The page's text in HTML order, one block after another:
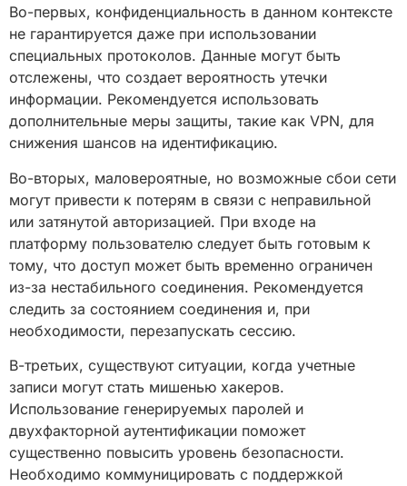
Во-первых, конфиденциальность в данном контексте
не гарантируется даже при использовании
специальных протоколов. Данные могут быть
отслежены, что создает вероятность утечки
информации. Рекомендуется использовать
дополнительные меры защиты, такие как VPN, для
снижения шансов на идентификацию.
Во-вторых, маловероятные, но возможные сбои сети
могут привести к потерям в связи с неправильной
или затянутой авторизацией. При входе на
платформу пользователю следует быть готовым к
тому, что доступ может быть временно ограничен
из-за нестабильного соединения. Рекомендуется
следить за состоянием соединения и, при
необходимости, перезапускать сессию.
В-третьих, существуют ситуации, когда учетные
записи могут стать мишенью хакеров.
Использование генерируемых паролей и
двухфакторной аутентификации поможет
существенно повысить уровень безопасности.
Необходимо коммуницировать с поддержкой